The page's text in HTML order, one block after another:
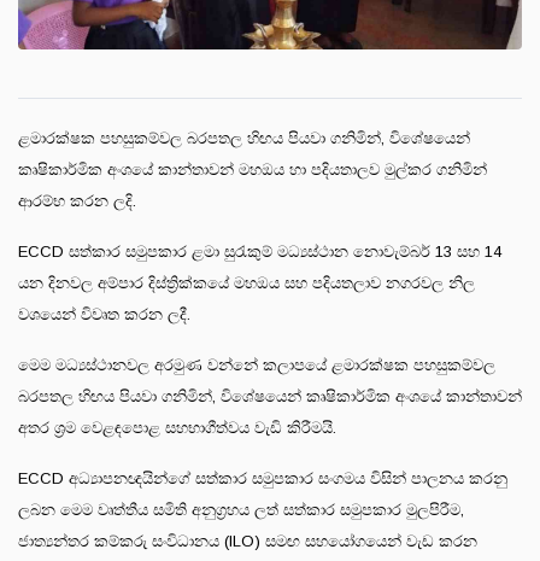
ළමාරක්ෂක පහසුකම්වල බරපතල හිඟය පියවා ගනිමින්, විශේෂයෙන්
කෘෂිකාර්මික අංශයේ කාන්තාවන් මහඔය හා පදියතාලව මුල්කර ගනිමින්
ආරම්භ කරන ලදි.
ECCD සත්කාර සමුපකාර ළමා සුරැකුම් මධ්‍යස්ථාන නොවැම්බර් 13 සහ 14
යන දිනවල අම්පාර දිස්ත්‍රික්කයේ මහඔය සහ පදියතලාව නගරවල නිල
වශයෙන් විවෘත කරන ලදී.
මෙම මධ්‍යස්ථානවල අරමුණ වන්නේ කලාපයේ ළමාරක්ෂක පහසුකම්වල
බරපතල හිඟය පියවා ගනිමින්, විශේෂයෙන් කෘෂිකාර්මික අංශයේ කාන්තාවන්
අතර ශ්‍රම වෙළඳපොළ සහභාගීත්වය වැඩි කිරීමයි.
ECCD අධ්‍යාපනඥයින්ගේ සත්කාර සමුපකාර සංගමය විසින් පාලනය කරනු
ලබන මෙම වෘත්තීය සමිති අනුග්‍රහය ලත් සත්කාර සමුපකාර මුලපිරීම,
ජාත්‍යන්තර කම්කරු සංවිධානය (ILO) සමඟ සහයෝගයෙන් වැඩ කරන